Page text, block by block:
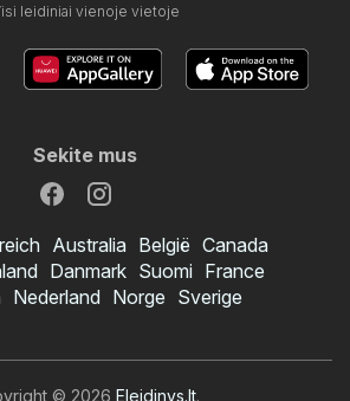
leidiniai vienoje vietoje
Sekite mus
Australia België Canada
Danmark Suomi France
Nederland Norge Sverige
© 2026 Eleidinys.lt.